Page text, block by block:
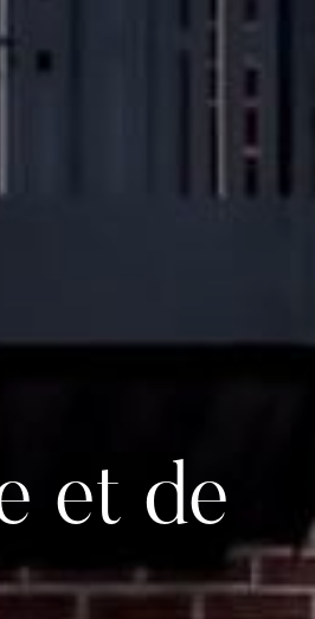
et de